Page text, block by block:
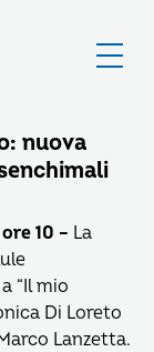
nuova
10 – La
“Il mio
Di Loreto
Lanzetta.